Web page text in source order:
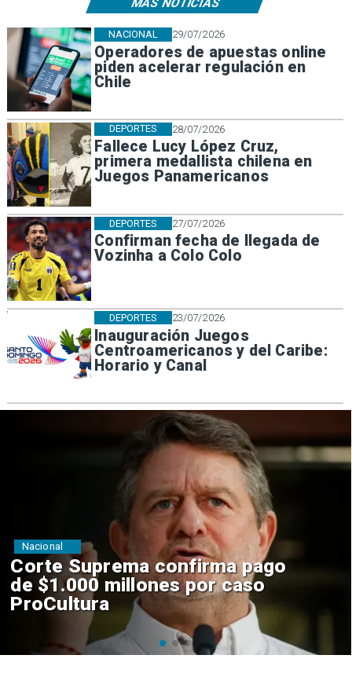
MÁS NOTICIAS
29/07/2026
Operadores de apuestas online
piden acelerar regulación en
Chile
NACIONAL
28/07/2026
Fallece Lucy López Cruz,
primera medallista chilena en
Juegos Panamericanos
DEPORTES
27/07/2026
Confirman fecha de llegada de
Vozinha a Colo Colo
DEPORTES
23/07/2026
Inauguración Juegos
Centroamericanos y del Caribe:
Horario y Canal
DEPORTES
Codelco suspende
construcción de Andes Norte
en El Teniente por riesgos
sísmicos
Nacional